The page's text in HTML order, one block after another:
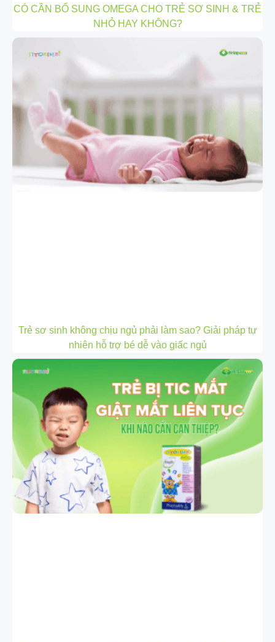
CÓ CẦN BỔ SUNG OMEGA CHO TRẺ SƠ SINH & TRẺ
NHỎ HAY KHÔNG?
Trẻ sơ sinh không chịu ngủ phải làm sao? Giải pháp tự
nhiên hỗ trợ bé dễ vào giấc ngủ